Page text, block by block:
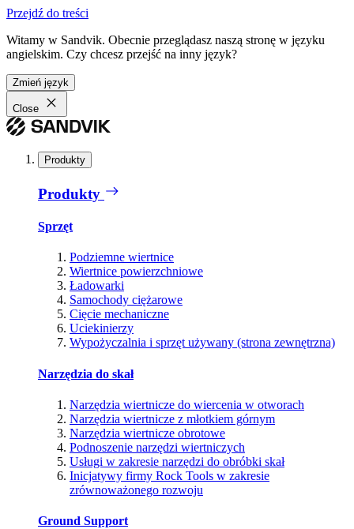
Przejdź do treści
Witamy w Sandvik. Obecnie przeglądasz naszą stronę w języku
angielskim. Czy chcesz przejść na inny język?
Zmień język
Close
Produkty
Produkty
Sprzęt
Podziemne wiertnice
Wiertnice powierzchniowe
Ładowarki
Samochody ciężarowe
Cięcie mechaniczne
Uciekinierzy
Wypożyczalnia i sprzęt używany (strona zewnętrzna)
Narzędzia do skał
Narzędzia wiertnicze do wiercenia w otworach
Narzędzia wiertnicze z młotkiem górnym
Narzędzia wiertnicze obrotowe
Podnoszenie narzędzi wiertniczych
Usługi w zakresie narzędzi do obróbki skał
Inicjatywy firmy Rock Tools w zakresie
zrównoważonego rozwoju
Ground Support